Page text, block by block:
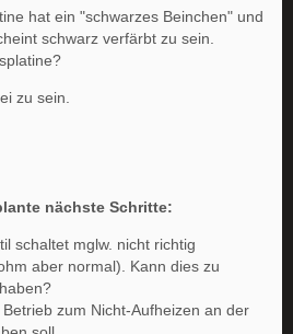
hat ein "schwarzes Beinchen" und
schwarz verfärbt zu sein.
zu sein.
nächste Schritte:
schaltet mglw. nicht richtig
aber normal). Kann dies zu
zum Nicht-Aufheizen an der